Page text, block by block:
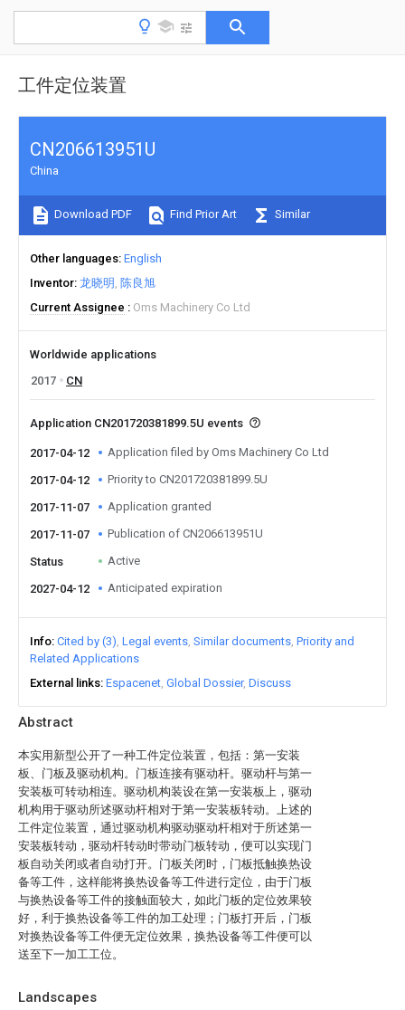
工件定位装置
Abstract
本实用新型公开了一种工件定位装置，包括：第一安装
板、门板及驱动机构。门板连接有驱动杆。驱动杆与第一
安装板可转动相连。驱动机构装设在第一安装板上，驱动
机构用于驱动所述驱动杆相对于第一安装板转动。上述的
工件定位装置，通过驱动机构驱动驱动杆相对于所述第一
安装板转动，驱动杆转动时带动门板转动，便可以实现门
板自动关闭或者自动打开。门板关闭时，门板抵触换热设
备等工件，这样能将换热设备等工件进行定位，由于门板
与换热设备等工件的接触面较大，如此门板的定位效果较
好，利于换热设备等工件的加工处理；门板打开后，门板
对换热设备等工件便无定位效果，换热设备等工件便可以
送至下一加工工位。
Landscapes
CN206613951U
China
Download PDF Find Prior Art Similar
Other languages English
Inventor 龙晓明 陈良旭
Current Assignee
Oms Machinery Co Ltd
Worldwide applications
2017
CN
Application CN201720381899.5U events
2017-04-12 Application filed by Oms Machinery Co Ltd
2017-04-12 Priority to CN201720381899.5U
2017-11-07 Application granted
2017-11-07 Publication of CN206613951U
Status Active
2027-04-12 Anticipated expiration
Info Cited by (3) Legal events Similar documents Priority and
Related Applications
External links Espacenet Global Dossier Discuss